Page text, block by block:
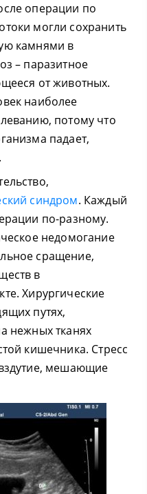
операции по
могли сохранить
камнями в
– паразитное
от животных.
наиболее
потому что
падает,
синдром. Каждый
по-разному.
недомогание
сращение,
в
Хирургические
путях,
нежных тканях
кишечника. Стресс
мешающие